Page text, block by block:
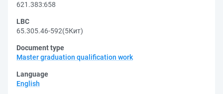
621.383:658
LBC
65.305.46-592(5Кит)
Document type
Master graduation qualification work
Language
English